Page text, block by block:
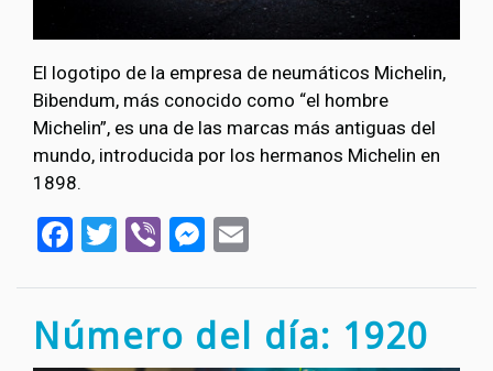
El logotipo de la empresa de neumáticos Michelin,
Bibendum, más conocido como “el hombre
Michelin”, es una de las marcas más antiguas del
mundo, introducida por los hermanos Michelin en
1898.
Facebook
Twitter
ViberMessenger
Número del día: 1920